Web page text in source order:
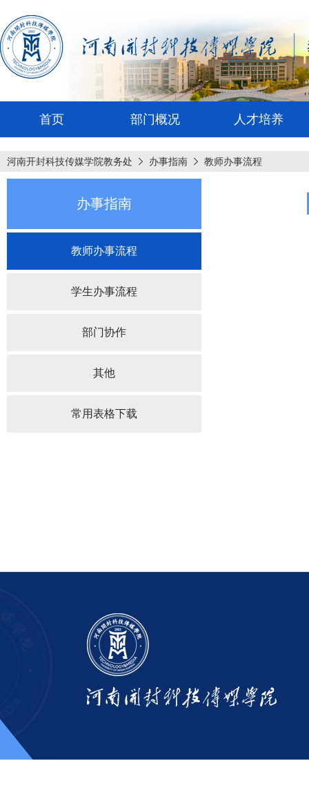
首页 部门概况 人才培养
河南开封科技传媒学院教务处 办事指南 教师办事流程
办事指南
教师办事流程
学生办事流程
部门协作
其他
常用表格下载